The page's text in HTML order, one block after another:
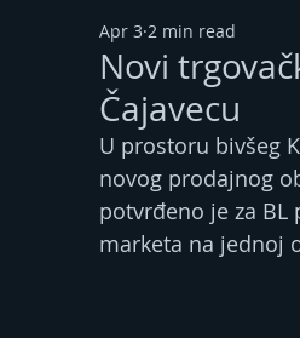
Novi
Čajavecu
Apr 3 2 min read
U prostoru bivšeg
novog prodajnog
potvrđeno je za
marketa na jednoj